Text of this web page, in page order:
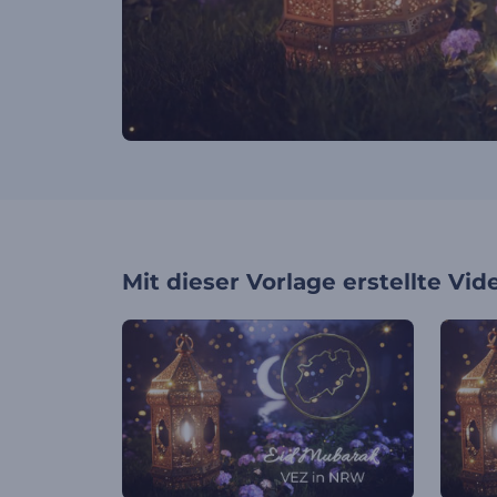
Mit dieser Vorlage erstellte